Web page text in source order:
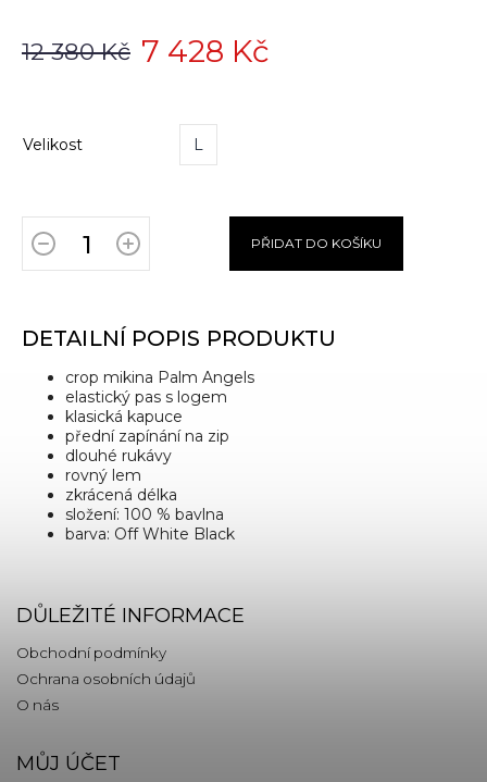
Velikost L
12 380 Kč 7 428 Kč
PŘIDAT DO KOŠÍKU
DETAILNÍ POPIS PRODUKTU
crop mikina Palm Angels
elastický pas s logem
klasická kapuce
přední zapínání na zip
dlouhé rukávy
rovný lem
zkrácená délka
složení: 100 % bavlna
barva: Off White Black
DŮLEŽITÉ INFORMACE
Obchodní podmínky
Ochrana osobních údajů
O nás
MŮJ ÚČET